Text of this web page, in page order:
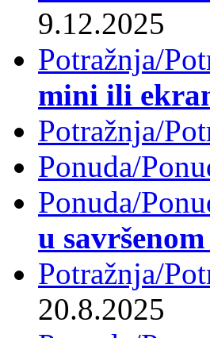
9.12.2025
Potražnja/
mini ili
Potražnja/
Ponuda/
Ponuda/
u
Potražnja/
20.8.2025